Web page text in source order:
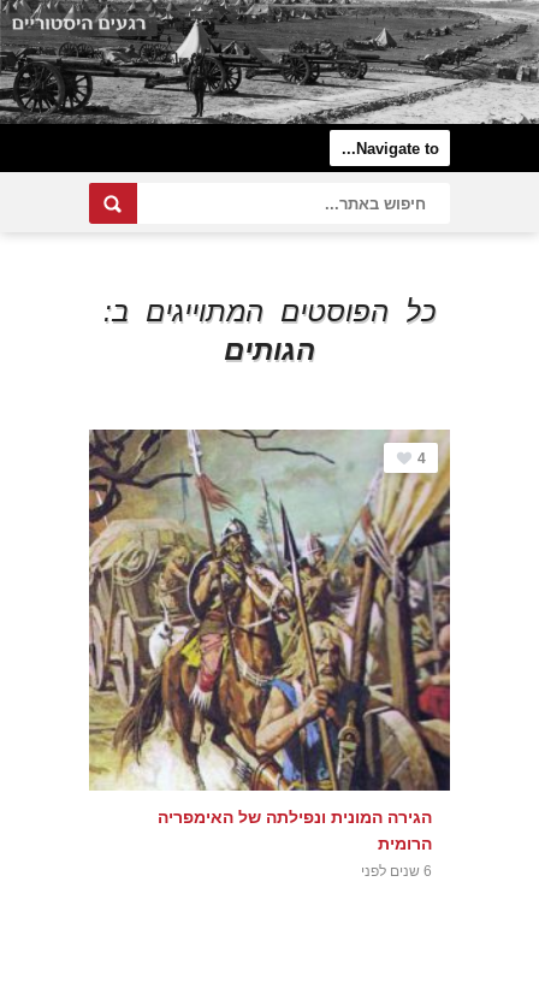
כל הפוסטים המתוייגים ב:
הגותים
4
הגירה המונית ונפילתה של האימפריה
הרומית
6 שנים לפני